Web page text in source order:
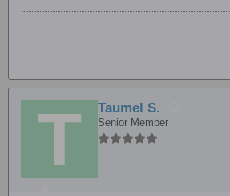
Taumel S.
Senior Member